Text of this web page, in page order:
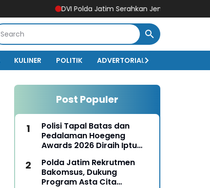
DVI Polda Jatim Serahkan Jenazah Kelima Korban
KULINER POLITIK ADVERTORIAL
Post Populer
Polisi Tapal Batas dan
Pedalaman Hoegeng
Awards 2026 Diraih Iptu
Pengabdian Humanis di
Nduga
Polda Jatim Rekrutmen
Bakomsus, Dukung
Program Asta Cita